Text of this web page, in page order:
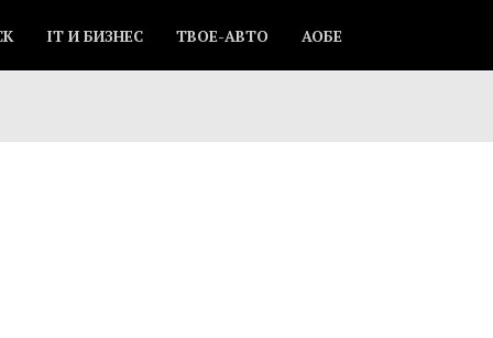
IT И БИЗНЕС ТВОЕ-АВТО АОБЕ